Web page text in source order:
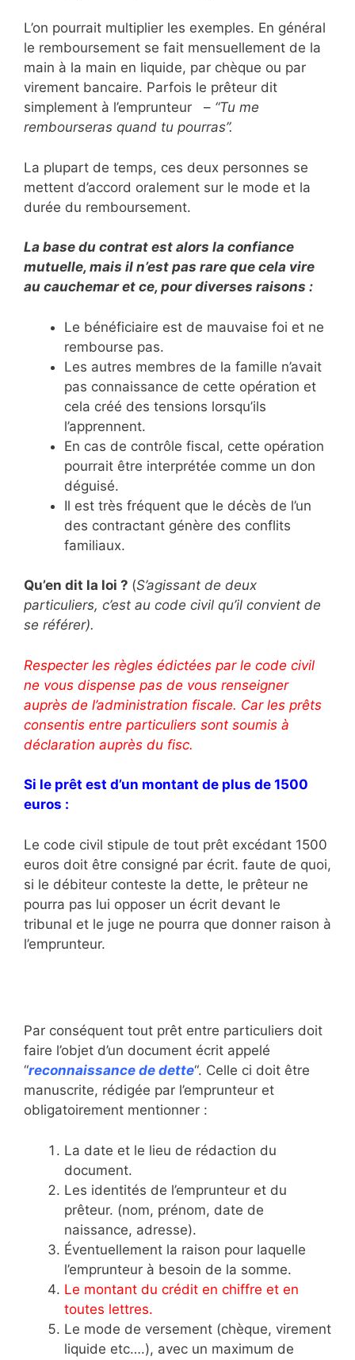
L’on pourrait multiplier les exemples. En général
le remboursement se fait mensuellement de la
main à la main en liquide, par chèque ou par
virement bancaire. Parfois le prêteur dit
simplement à l’emprunteur – “Tu me
rembourseras quand tu pourras”.
La plupart de temps, ces deux personnes se
mettent d’accord oralement sur le mode et la
durée du remboursement.
La base du contrat est alors la confiance
mutuelle, mais il n’est pas rare que cela vire
au cauchemar et ce, pour diverses raisons :
Le bénéficiaire est de mauvaise foi et ne
rembourse pas.
Les autres membres de la famille n’avait
pas connaissance de cette opération et
cela créé des tensions lorsqu’ils
l’apprennent.
En cas de contrôle fiscal, cette opération
pourrait être interprétée comme un don
déguisé.
Il est très fréquent que le décès de l’un
des contractant génère des conflits
familiaux.
Qu’en dit la loi ? (S’agissant de deux
particuliers, c’est au code civil qu’il convient de
se référer).
Respecter les règles édictées par le code civil
ne vous dispense pas de vous renseigner
auprès de l’administration fiscale. Car les prêts
consentis entre particuliers sont soumis à
déclaration auprès du fisc.
Si le prêt est d’un montant de plus de 1500
euros :
Le code civil stipule de tout prêt excédant 1500
euros doit être consigné par écrit. faute de quoi,
si le débiteur conteste la dette, le prêteur ne
pourra pas lui opposer un écrit devant le
tribunal et le juge ne pourra que donner raison à
l’emprunteur.
Par conséquent tout prêt entre particuliers doit
faire l’objet d’un document écrit appelé
“reconnaissance de dette“. Celle ci doit être
manuscrite, rédigée par l’emprunteur et
obligatoirement mentionner :
La date et le lieu de rédaction du
document.
Les identités de l’emprunteur et du
prêteur. (nom, prénom, date de
naissance, adresse).
Éventuellement la raison pour laquelle
l’emprunteur à besoin de la somme.
Le montant du crédit en chiffre et en
toutes lettres.
Le mode de versement (chèque, virement
liquide etc….), avec un maximum de